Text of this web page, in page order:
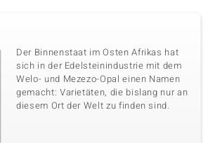
Der Binnenstaat im Osten Afrikas hat
sich in der Edelsteinindustrie mit dem
Welo- und Mezezo-Opal einen Namen
gemacht: Varietäten, die bislang nur an
diesem Ort der Welt zu finden sind.